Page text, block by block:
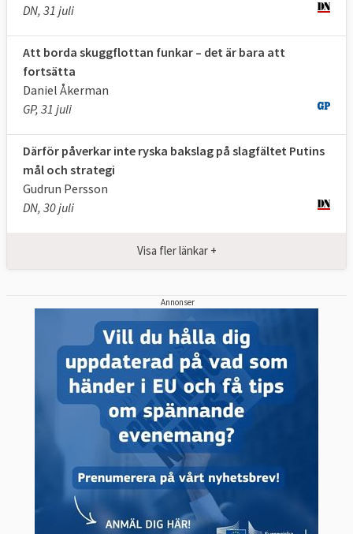
DN, 31 juli
Att borda skuggflottan funkar – det är bara att
fortsätta
Daniel Åkerman
GP, 31 juli
Därför påverkar inte ryska bakslag på slagfältet Putins
mål och strategi
Gudrun Persson
DN, 30 juli
Visa fler länkar +
Annonser